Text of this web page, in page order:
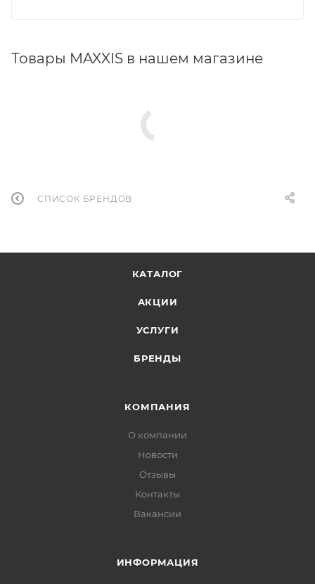
Товары MAXXIS в нашем магазине
СПИСОК БРЕНДОВ
КАТАЛОГ
АКЦИИ
УСЛУГИ
БРЕНДЫ
КОМПАНИЯ
О компании
Новости
Отзывы
Контакты
Вакансии
ИНФОРМАЦИЯ